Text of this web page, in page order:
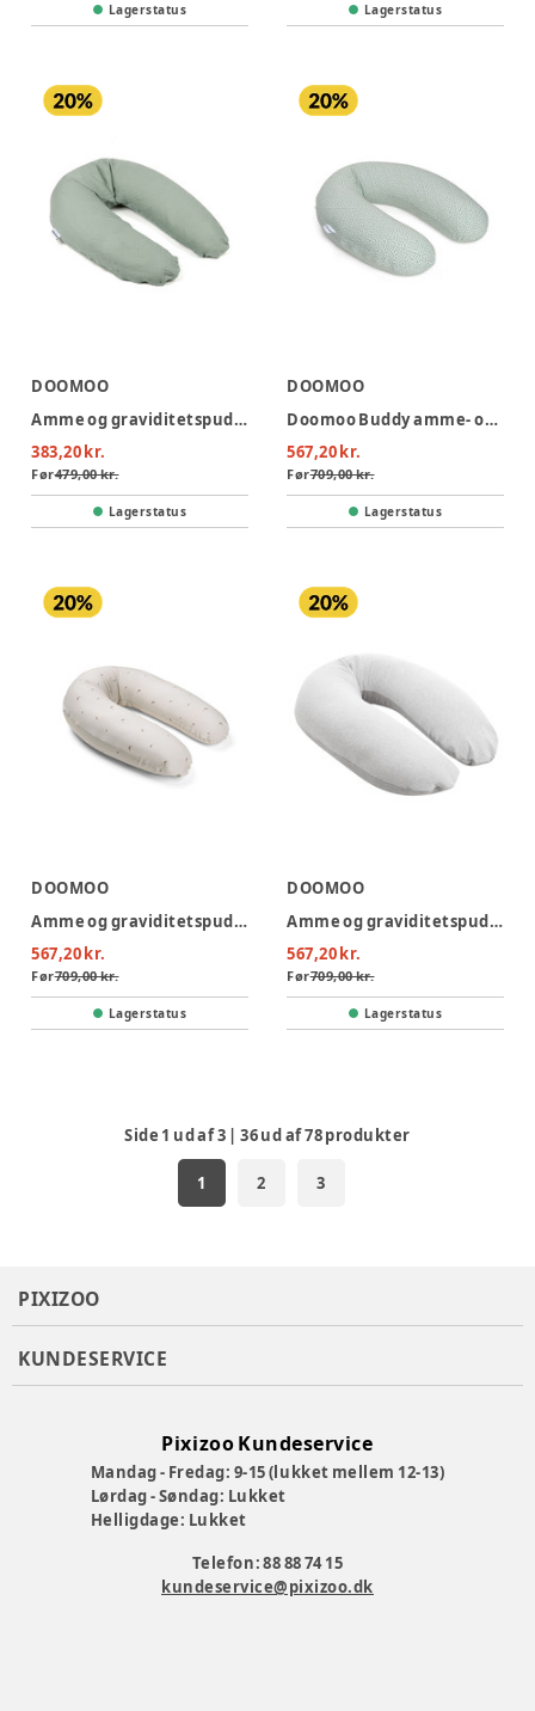
Lagerstatus Lagerstatus
DOOMOO
Amme og graviditetspude - Muslin grøn
383,20 kr.
Før479,00 kr.
Lagerstatus
DOOMOO
Doomoo Buddy amme- og graviditetspude – Cloudy Kak
567,20 kr.
Før709,00 kr.
Lagerstatus
DOOMOO
Amme og graviditetspude - Svampe
567,20 kr.
Før709,00 kr.
Lagerstatus
DOOMOO
Amme og graviditetspude - Grå
567,20 kr.
Før709,00 kr.
Lagerstatus
Side 1 ud af3 |36ud af78produkter
1 2 3
PIXIZOO
KUNDESERVICE
Pixizoo Kundeservice
Mandag - Fredag: 9-15 (lukket mellem 12-13)
Lørdag - Søndag: Lukket
Helligdage: Lukket
Telefon: 88 88 74 15
kundeservice@pixizoo.dk